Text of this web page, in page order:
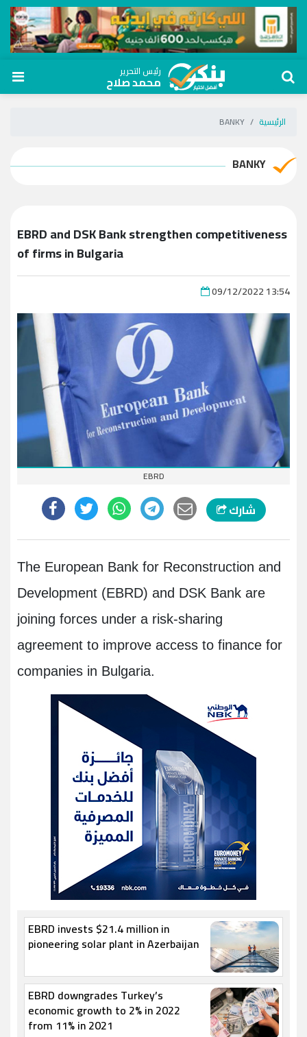
رئيس التحرير
محمد صلاح
الرئيسية BANKY
BANKY
EBRD and DSK Bank strengthen competitiveness
of firms in Bulgaria
09/12/2022 13:54
EBRD
شارك
The European Bank for Reconstruction and
Development (EBRD) and DSK Bank are
joining forces under a risk-sharing
agreement to improve access to finance for
companies in Bulgaria.
EBRD invests $21.4 million in
pioneering solar plant in Azerbaijan
EBRD downgrades Turkey’s
economic growth to 2% in 2022
from 11% in 2021